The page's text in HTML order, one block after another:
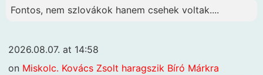
Fontos, nem szlovákok hanem csehek voltak....
2026.08.07. at 14:58
on Miskolc. Kovács Zsolt haragszik Bíró Márkra